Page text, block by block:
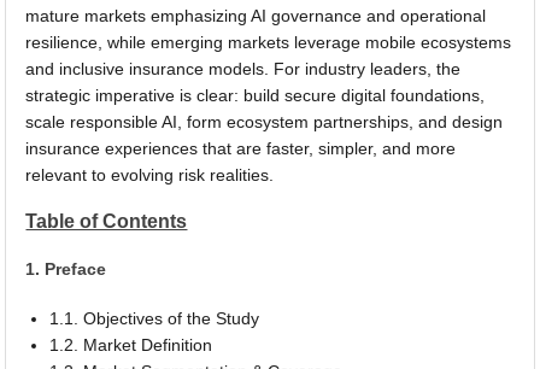
mature markets emphasizing AI governance and operational
resilience, while emerging markets leverage mobile ecosystems
and inclusive insurance models. For industry leaders, the
strategic imperative is clear: build secure digital foundations,
scale responsible AI, form ecosystem partnerships, and design
insurance experiences that are faster, simpler, and more
relevant to evolving risk realities.
Table of Contents
1. Preface
1.1. Objectives of the Study
1.2. Market Definition